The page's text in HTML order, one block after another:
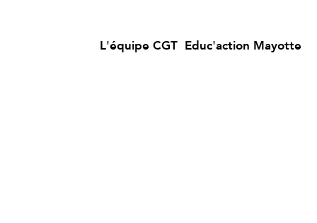
L'équipe CGT Educ'action Mayotte